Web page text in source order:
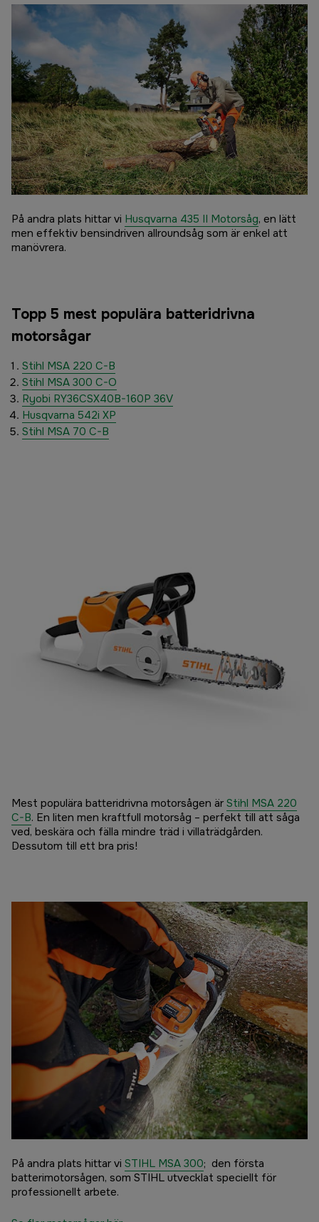
På andra plats hittar vi Husqvarna 435 II Motorsåg, en lätt
men effektiv bensindriven allroundsåg som är enkel att
manövrera.
Topp 5 mest populära batteridrivna
motorsågar
Stihl MSA 220 C-B
Stihl MSA 300 C-O
Ryobi RY36CSX40B-160P 36V
Husqvarna 542i XP
Stihl MSA 70 C-B
Mest populära batteridrivna motorsågen är Stihl MSA 220
C-B. En liten men kraftfull motorsåg – perfekt till att såga
ved, beskära och fälla mindre träd i villaträdgården.
Dessutom till ett bra pris!
På andra plats hittar vi STIHL MSA 300; den första
batterimotorsågen, som STIHL utvecklat speciellt för
professionellt arbete.